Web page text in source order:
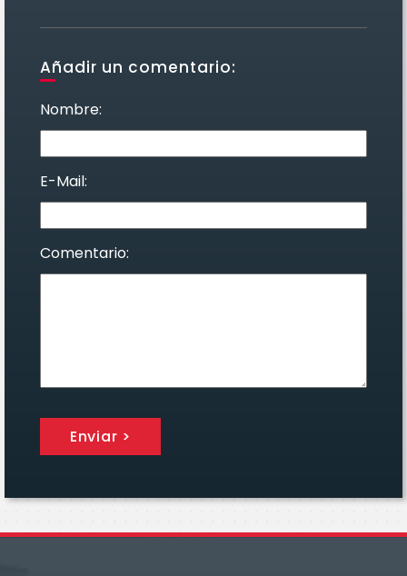
Añadir un comentario:
Nombre:
E-Mail:
Comentario:
Enviar >